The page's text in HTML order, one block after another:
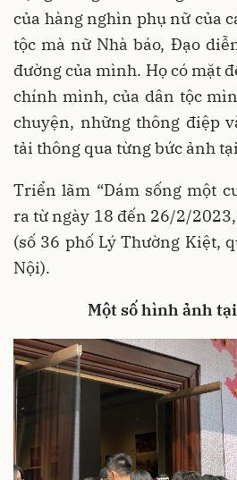
của hàng nghìn phụ nữ của
tộc mà nữ Nhà báo, Đạo
đường của mình. Họ có mặt
chính mình, của dân tộc
chuyện, những thông điệp
tải thông qua từng bức ảnh
Triển lãm “Dám sống một
ra từ ngày 18 đến 26/2/
(số 36 phố Lý Thường Kiệt,
Nội).
Một số hình ảnh